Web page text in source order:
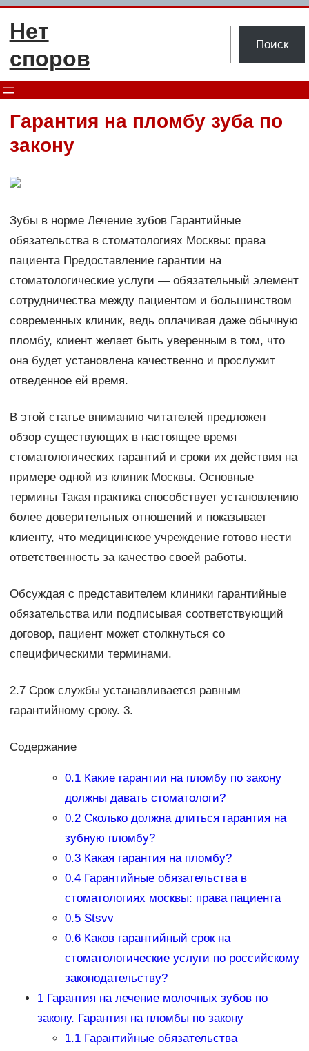
Перейти
Нет
споров
Поиск
Гарантия на пломбу зуба по
закону
Зубы в норме Лечение зубов Гарантийные
обязательства в стоматологиях Москвы: права
пациента Предоставление гарантии на
стоматологические услуги — обязательный элемент
сотрудничества между пациентом и большинством
современных клиник, ведь оплачивая даже обычную
пломбу, клиент желает быть уверенным в том, что
она будет установлена качественно и прослужит
отведенное ей время.
В этой статье вниманию читателей предложен
обзор существующих в настоящее время
стоматологических гарантий и сроки их действия на
примере одной из клиник Москвы. Основные
термины Такая практика способствует установлению
более доверительных отношений и показывает
клиенту, что медицинское учреждение готово нести
ответственность за качество своей работы.
Обсуждая с представителем клиники гарантийные
обязательства или подписывая соответствующий
договор, пациент может столкнуться со
специфическими терминами.
2.7 Срок службы устанавливается равным
гарантийному сроку. 3.
Содержание
0.1Какие гарантии на пломбу по закону
должны давать стоматологи?
0.2Сколько должна длиться гарантия на
зубную пломбу?
0.3Какая гарантия на пломбу?
0.4Гарантийные обязательства в
стоматологиях москвы: права пациента
0.5Stsvv
0.6Каков гарантийный срок на
стоматологические услуги по российскому
законодательству?
1Гарантия на лечение молочных зубов по
закону. Гарантия на пломбы по закону
1.1Гарантийные обязательства